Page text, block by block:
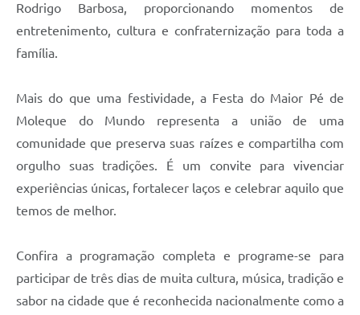
Rodrigo Barbosa, proporcionando momentos de
entretenimento, cultura e confraternização para toda a
família.
Mais do que uma festividade, a Festa do Maior Pé de
Moleque do Mundo representa a união de uma
comunidade que preserva suas raízes e compartilha com
orgulho suas tradições. É um convite para vivenciar
experiências únicas, fortalecer laços e celebrar aquilo que
temos de melhor.
Confira a programação completa e programe-se para
participar de três dias de muita cultura, música, tradição e
sabor na cidade que é reconhecida nacionalmente como a